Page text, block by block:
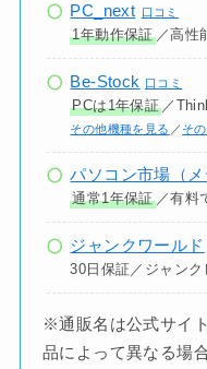
PC_next 口コミ
1年動作保証／高性
Be-Stock 口コミ
PCは1年保証 ／
その他機種を見る ／ そ
パソコン市場（メ
通常1年保証／有料
ジャンクワールド
30日保証／ジャンク
※通販名は公式サイ
品によって異なる場